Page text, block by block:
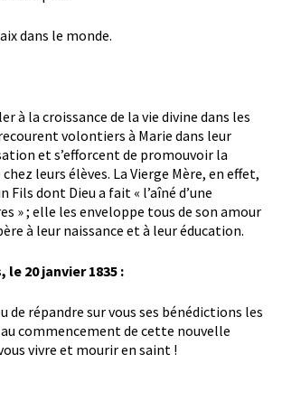
dans le monde.
à la croissance de la vie divine dans les
volontiers à Marie dans leur
et s’efforcent de promouvoir la
leurs élèves. La Vierge Mère, en effet,
Fils dont Dieu a fait « l’aîné d’une
» ; elle les enveloppe tous de son amour
à leur naissance et à leur éducation.
le 20 janvier 1835 :
de répandre sur vous ses bénédictions les
commencement de cette nouvelle
vivre et mourir en saint !